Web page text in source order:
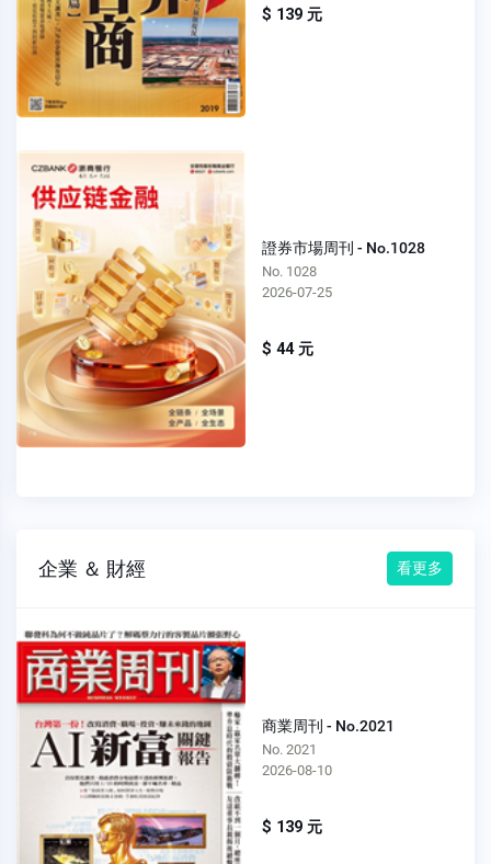
$ 139 元
證券市場周刊 - No.1028
No. 1028
2026-07-25
$ 44 元
企業 ＆ 財經 看更多
商業周刊 - No.2021
No. 2021
2026-08-10
$ 139 元